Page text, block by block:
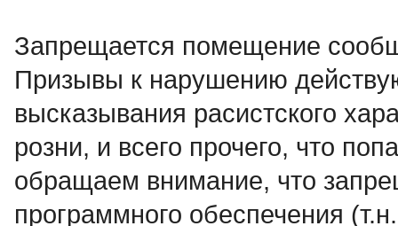
Запрещается помещение
Пpизывы к наpyшению
высказывания расистского
розни, и всего прочего, что
обращаем внимание, что
программного обеспечения